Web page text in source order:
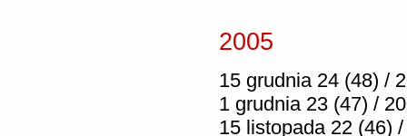
2005
15 grudnia 24 (48) /
1 grudnia 23 (47) /
15 listopada 22 (46) /